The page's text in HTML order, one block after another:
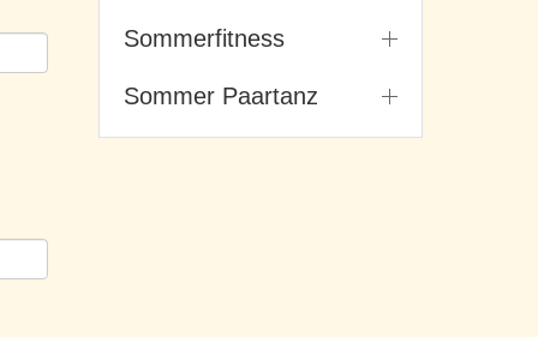
Sommerfitness
Sommer Paartanz